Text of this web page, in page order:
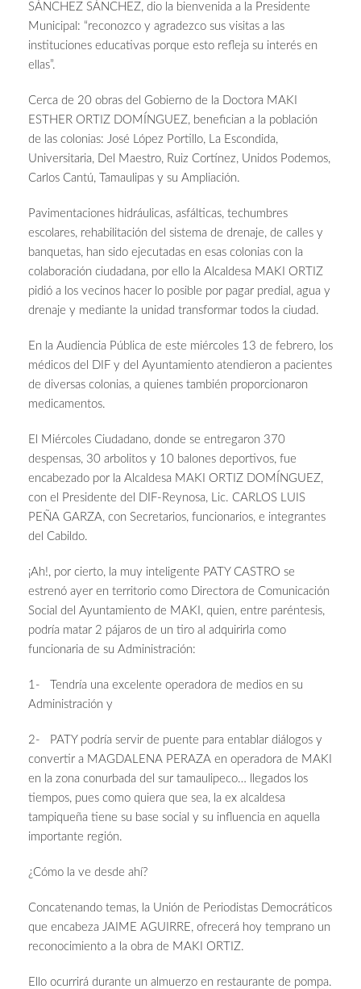
SÁNCHEZ SÁNCHEZ, dio la bienvenida a la Presidente
Municipal: “reconozco y agradezco sus visitas a las
instituciones educativas porque esto refleja su interés en
ellas”.
Cerca de 20 obras del Gobierno de la Doctora MAKI
ESTHER ORTIZ DOMÍNGUEZ, benefician a la población
de las colonias: José López Portillo, La Escondida,
Universitaria, Del Maestro, Ruiz Cortínez, Unidos Podemos,
Carlos Cantú, Tamaulipas y su Ampliación.
Pavimentaciones hidráulicas, asfálticas, techumbres
escolares, rehabilitación del sistema de drenaje, de calles y
banquetas, han sido ejecutadas en esas colonias con la
colaboración ciudadana, por ello la Alcaldesa MAKI ORTIZ
pidió a los vecinos hacer lo posible por pagar predial, agua y
drenaje y mediante la unidad transformar todos la ciudad.
En la Audiencia Pública de este miércoles 13 de febrero, los
médicos del DIF y del Ayuntamiento atendieron a pacientes
de diversas colonias, a quienes también proporcionaron
medicamentos.
El Miércoles Ciudadano, donde se entregaron 370
despensas, 30 arbolitos y 10 balones deportivos, fue
encabezado por la Alcaldesa MAKI ORTIZ DOMÍNGUEZ,
con el Presidente del DIF-Reynosa, Lic. CARLOS LUIS
PEÑA GARZA, con Secretarios, funcionarios, e integrantes
del Cabildo.
¡Ah!, por cierto, la muy inteligente PATY CASTRO se
estrenó ayer en territorio como Directora de Comunicación
Social del Ayuntamiento de MAKI, quien, entre paréntesis,
podría matar 2 pájaros de un tiro al adquirirla como
funcionaria de su Administración:
1- Tendría una excelente operadora de medios en su
Administración y
2- PATY podría servir de puente para entablar diálogos y
convertir a MAGDALENA PERAZA en operadora de MAKI
en la zona conurbada del sur tamaulipeco… llegados los
tiempos, pues como quiera que sea, la ex alcaldesa
tampiqueña tiene su base social y su influencia en aquella
importante región.
¿Cómo la ve desde ahí?
Concatenando temas, la Unión de Periodistas Democráticos
que encabeza JAIME AGUIRRE, ofrecerá hoy temprano un
reconocimiento a la obra de MAKI ORTIZ.
Ello ocurrirá durante un almuerzo en restaurante de pompa.